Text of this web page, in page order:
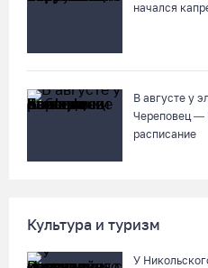
Алина Замараева сменила
Как увеличить кредитный лимит
начался
В августе у
Череповец —
расписание
Культура и туризм
У